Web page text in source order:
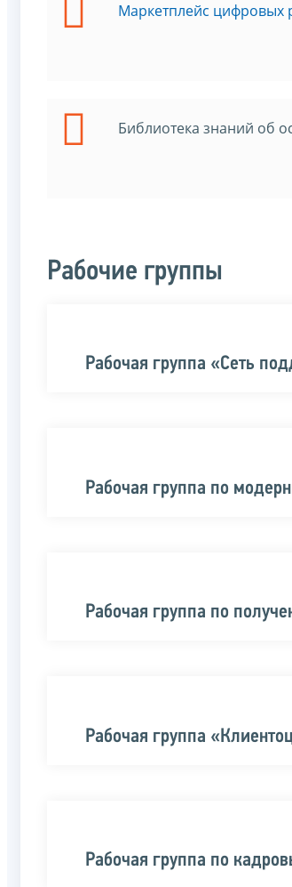
Маркетплейс
Библиотека знаний об
Рабочие группы
Рабочая группа «Сеть
Рабочая группа по
Рабочая группа по
Рабочая группа
Рабочая группа по